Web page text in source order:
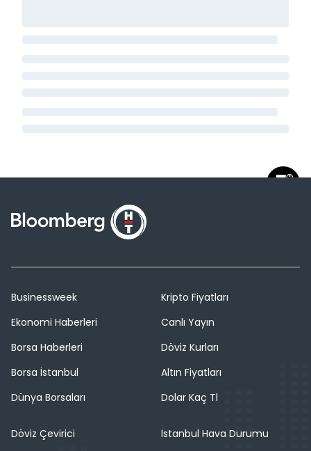
Businessweek
Ekonomi Haberleri
Borsa Haberleri
Borsa İstanbul
Dünya Borsaları
Kripto Fiyatları
Canlı Yayın
Döviz Kurları
Altın Fiyatları
Dolar Kaç Tl
Döviz Çevirici
İstanbul Hava Durumu